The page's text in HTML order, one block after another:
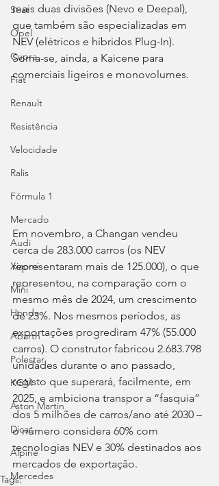
Seat
Opel
Cupra
Fiat
Renault
Resistência
Velocidade
Ralis
Fórmula 1
Mercado
Audi
Xiaomi
Mini
Honda
Abarth
Polestar
KGM
Aston Martin
Dicas
Alpine
Mercedes
mais duas divisões (Nevo e Deepal),
que também são especializadas em
NEV (elétricos e híbridos Plug-In).
Soma-se, ainda, a Kaicene para
comerciais ligeiros e monovolumes.
Em novembro, a Changan vendeu
cerca de 283.000 carros (os NEV
representaram mais de 125.000), o que
representou, na comparação com o
mesmo mês de 2024, um crescimento
de 23%. Nos mesmos períodos, as
exportações progrediram 47% (55.000
carros). O construtor fabricou 2.683.798
unidades durante o ano passado,
registo que superará, facilmente, em
2025, e ambiciona transpor a “fasquia”
dos 5 milhões de carros/ano até 2030 –
o número considera 60% com
tecnologias NEV e 30% destinados aos
mercados de exportação.
Tags: